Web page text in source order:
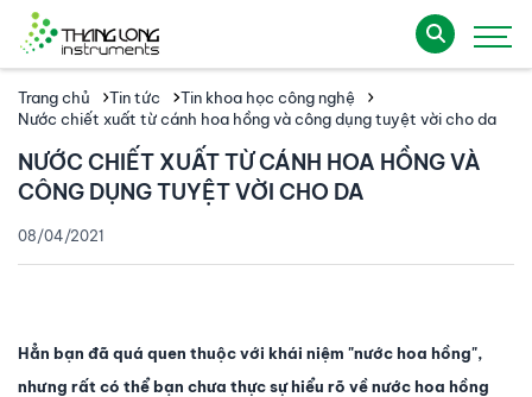
Trang chủ Tin tức
Tin khoa học công nghệ
Nước chiết xuất từ cánh hoa hồng và công dụng tuyệt vời cho da
NƯỚC CHIẾT XUẤT TỪ CÁNH HOA HỒNG VÀ
CÔNG DỤNG TUYỆT VỜI CHO DA
08/04/2021
Hẳn bạn đã quá quen thuộc với khái niệm "nước hoa hồng",
nhưng rất có thể bạn chưa thực sự hiểu rõ về nước hoa hồng